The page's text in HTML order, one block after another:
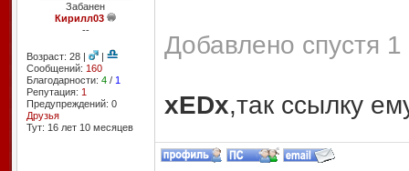
Забанен
Кирилл03
--
Возраст: 28 |
|
Сообщений: 160
Благодарности: 4/ 1
Репутация: 1
Предупреждений: 0
Друзья
Тут: 16 лет 10 месяцев
Добавлено спустя
xEDx,так ссылку